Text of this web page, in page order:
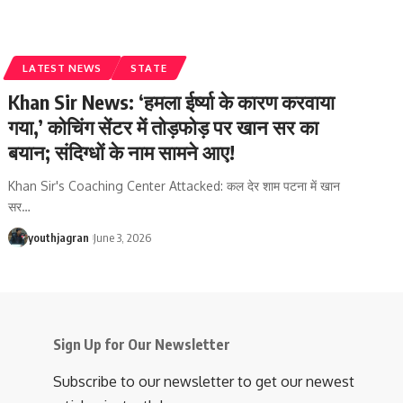
LATEST NEWS STATE
Khan Sir News: ‘हमला ईर्ष्या के कारण करवाया
गया,’ कोचिंग सेंटर में तोड़फोड़ पर खान सर का
बयान; संदिग्धों के नाम सामने आए!
Khan Sir's Coaching Center Attacked: कल देर शाम पटना में खान
सर…
youthjagran June 3, 2026
Sign Up for Our Newsletter
Subscribe to our newsletter to get our newest